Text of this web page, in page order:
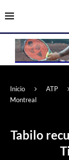
Inicio ATP
Montreal
Tabilo